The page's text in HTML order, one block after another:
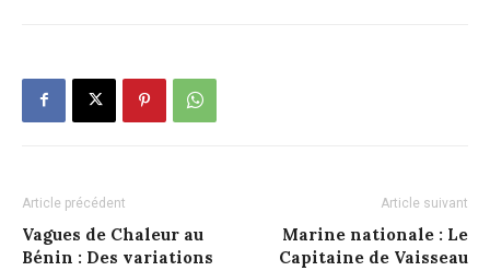
Article précédent
Vagues de Chaleur au
Bénin : Des variations
Article suivant
Marine nationale : Le
Capitaine de Vaisseau